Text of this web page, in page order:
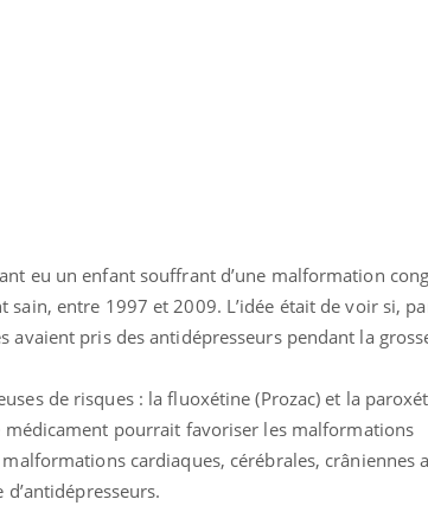
eu un enfant souffrant d’une malformation
entre 1997 et 2009. L’idée était de voir si,
pris des antidépresseurs pendant la
de risques : la fluoxétine (Prozac) et la
médicament pourrait favoriser les malformations
cardiaques, cérébrales, crâniennes